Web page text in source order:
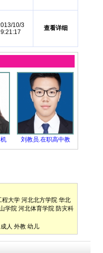
10/3
9:21:17
查看详细
刘教员.在职高中教
程大学 河北北方学院 华北
学院 河北体育学院 防灾科
成人 外教 幼儿